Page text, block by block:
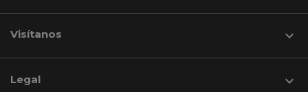
Visítanos keyboard_arrow_down
Legal 